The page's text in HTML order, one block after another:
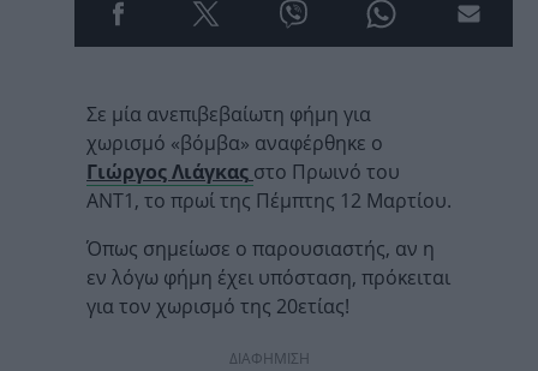
Σε μία ανεπιβεβαίωτη φήμη για
χωρισμό «βόμβα» αναφέρθηκε ο
Γιώργος Λιάγκας στο Πρωινό του
ΑΝΤ1, το πρωί της Πέμπτης 12 Μαρτίου.
Όπως σημείωσε ο παρουσιαστής, αν η
εν λόγω φήμη έχει υπόσταση, πρόκειται
για τον χωρισμό της 20ετίας!
ΔΙΑΦΗΜΙΣΗ